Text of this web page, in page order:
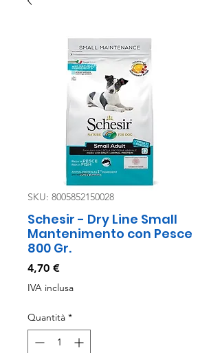
SKU: 8005852150028
Schesir - Dry Line Small
Mantenimento con Pesce
800 Gr.
4,70 €Prezzo
IVA inclusa
Quantità *